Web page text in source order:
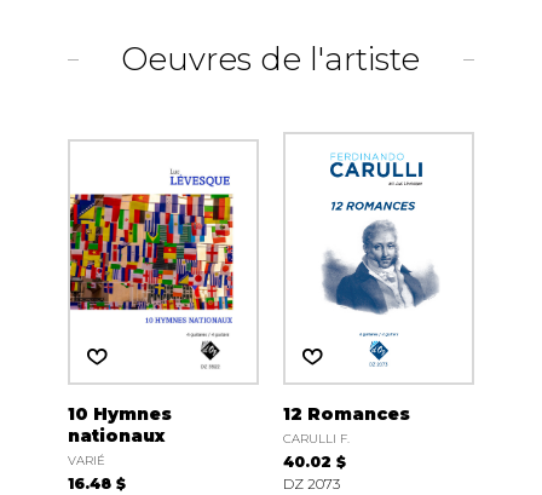
Oeuvres de l'artiste
10 Hymnes
nationaux
VARIÉ
16.48 $
12 Romances
CARULLI F.
40.02 $
DZ 2073